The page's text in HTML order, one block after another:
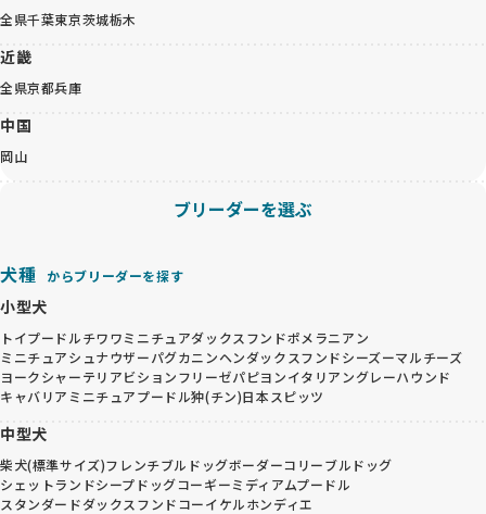
全県千葉東京茨城栃木
近畿
全県京都兵庫
中国
岡山
ブリーダーを選ぶ
犬種 からブリーダーを探す
小型犬
トイプードルチワワミニチュアダックスフンドポメラニアン
ミニチュアシュナウザーパグカニンヘンダックスフンドシーズーマルチーズ
ヨークシャーテリアビションフリーゼパピヨンイタリアングレーハウンド
キャバリア ミニチュアプードル狆(チン)日本スピッツ
中型犬
柴犬(標準サイズ)フレンチブルドッグボーダーコリーブルドッグ
シェットランドシープドッグコーギーミディアムプードル
スタンダードダックスフンドコーイケルホンディエ